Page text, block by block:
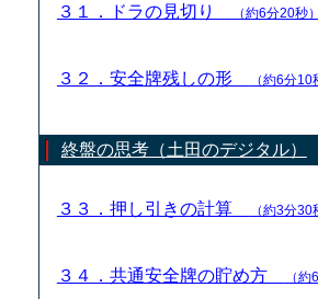
３１．ドラの見切り （約6分20秒）
３２．安全牌残しの形 （約6分10
終盤の思考（土田のデジタル）
３３．押し引きの計算 （約3分30
３４．共通安全牌の貯め方 （約